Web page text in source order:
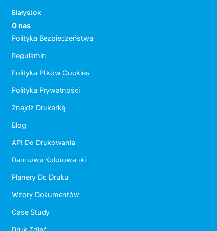
Białystok
O nas
Polityka Bezpieczeństwa
Regulamin
Polityka Plików Cookies
Polityka Prywatności
Znajdź Drukarkę
Blog
API Do Drukowania
Darmowe Kolorowanki
Planery Do Druku
Wzory Dokumentów
Case Study